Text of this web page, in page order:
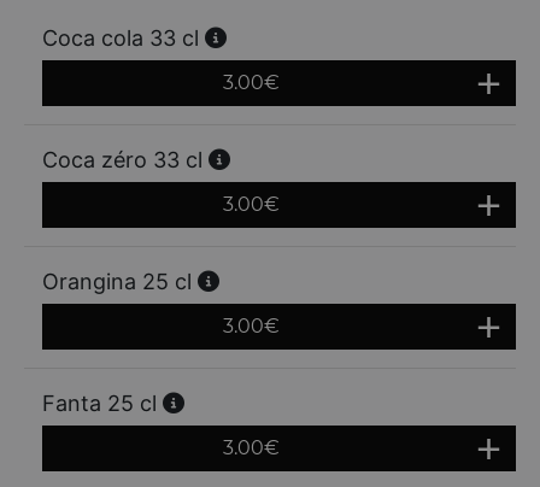
Coca cola 33 cl
3.00€
Coca zéro 33 cl
3.00€
Orangina 25 cl
3.00€
Fanta 25 cl
3.00€